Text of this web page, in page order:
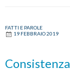
FATTI E PAROLE
19 FEBBRAIO 2019